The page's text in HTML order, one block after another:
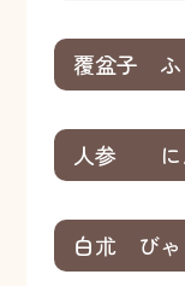
覆盆子 ふ
人参 に
白朮 びゃ